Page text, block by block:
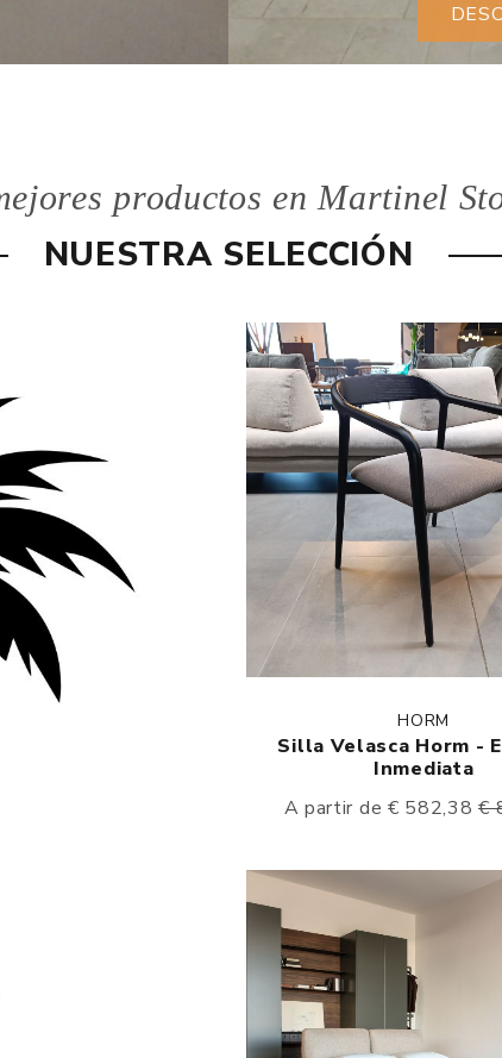
productos en Martinel
NUESTRA SELECCIÓN
HORM
Silla Velasca Horm -
Inmediata
A partir de € 582,38€